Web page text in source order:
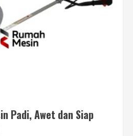
Padi, Awet dan Siap